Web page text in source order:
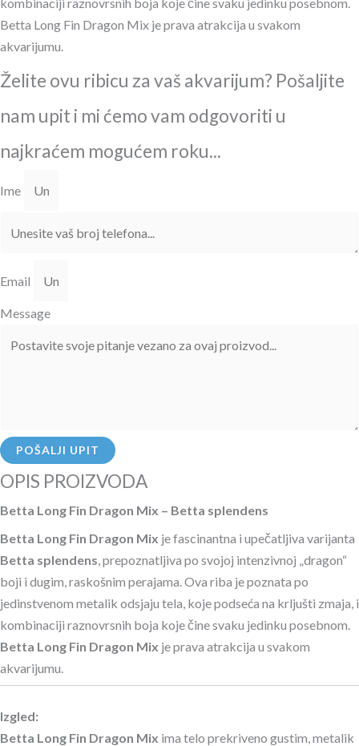
Betta Long Fin Dragon Mix je prava atrakcija u svakom
akvarijumu.
Želite ovu ribicu za vaš akvarijum? Pošaljite
nam upit i mi ćemo vam odgovoriti u
najkraćem mogućem roku...
Ime
Email
Message
POŠALJI UPIT
OPIS PROIZVODA
Betta Long Fin Dragon Mix – Betta splendens
Betta Long Fin Dragon Mix je fascinantna i upečatljiva varijanta
Betta splendens, prepoznatljiva po svojoj intenzivnoj „dragon“
boji i dugim, raskošnim perajama. Ova riba je poznata po
jedinstvenom metalik odsjaju tela, koje podseća na krljušti zmaja, i
kombinaciji raznovrsnih boja koje čine svaku jedinku posebnom.
Betta Long Fin Dragon Mix je prava atrakcija u svakom
akvarijumu.
Izgled:
Betta Long Fin Dragon Mix ima telo prekriveno gustim, metalik